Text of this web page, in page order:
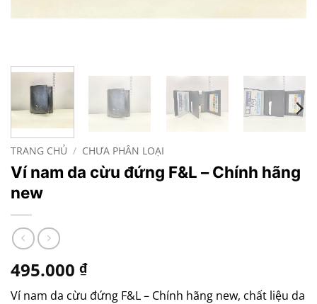
TRANG CHỦ / CHƯA PHÂN LOẠI
Ví nam da cừu đứng F&L – Chính hãng
new
495.000 ₫
Ví nam da cừu đứng F&L – Chính hãng new, chất liệu da